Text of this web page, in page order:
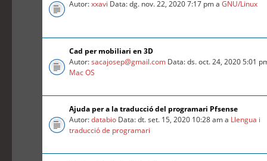
Autor:xxavi Data: dg. nov. 22, 2020 7:17 pm aGNU/Linux
Cad per mobiliari en 3D
Autor:sacajosep@gmail.com Data: ds. oct. 24, 2020 5:01
Mac OS
Ajuda per a la traducció del programari Pfsense
Autor:databio Data: dt. set. 15, 2020 10:28 am a Llengua i
traducció de programari